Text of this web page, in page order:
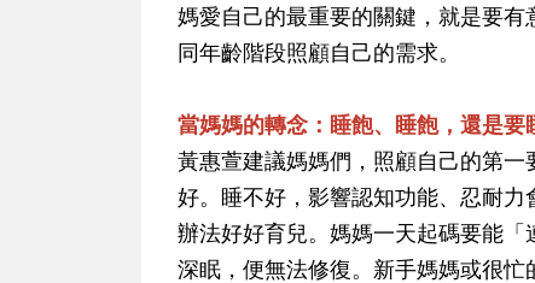
媽愛自己的最重要的關鍵，就是要
同年齡階段照顧自己的需求。
當媽媽的轉念：睡飽、睡飽，還是要
黃惠萱建議媽媽們，照顧自己的第
好。睡不好，影響認知功能、忍耐
辦法好好育兒。媽媽一天起碼要能
深眠，便無法修復。新手媽媽或很